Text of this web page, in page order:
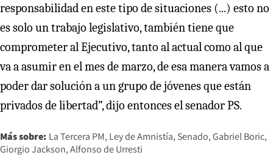
responsabilidad en este tipo de situaciones (...) esto no
es solo un trabajo legislativo, también tiene que
comprometer al Ejecutivo, tanto al actual como al que
va a asumir en el mes de marzo, de esa manera vamos a
poder dar solución a un grupo de jóvenes que están
privados de libertad”, dijo entonces el senador PS.
Más sobre: La Tercera PM Ley de Amnistía Senado Gabriel Boric
Giorgio Jackson Alfonso de Urresti